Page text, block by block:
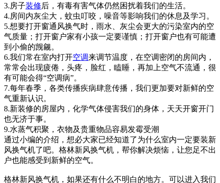
3.房子装修后，有毒有害气体仍然困扰着我们的生活。
4.房间内灰尘大，蚊虫叮咬，噪音等影响我们的休息及学习。
5.想要打开窗通风换气时，雨水、灰尘会更大的污染室内的空
气质量；打开窗户家有小孩一定要谨慎；打开窗户也有可能遭
到小偷的觊觎。
6.我们常在室内打开空调来调节温度，在空调密闭的房间内，
常常会出现疲倦，头疼，脸红，瞌睡，再加上空气不流通，很
有可能会得“空调病”。
7.每年春季，各类传播疾病肆意传播，我们更加要对新鲜的空
气重新认识。
8.新装修的房屋内，化学气体侵害我们的身体，天天开窗开门
也无济于事。
9.水蒸气积聚，衣物及贵重物品容易发霉受潮
通过小编的介绍，想必大家已经知道了为什么室内一定要装新
风换气机了吧。格林新风换气机，帮你解决烦恼，让您足不出
户也能感受到新鲜的空气。
格林新风换气机，如果还有什么不明白的地方。可以进入我们